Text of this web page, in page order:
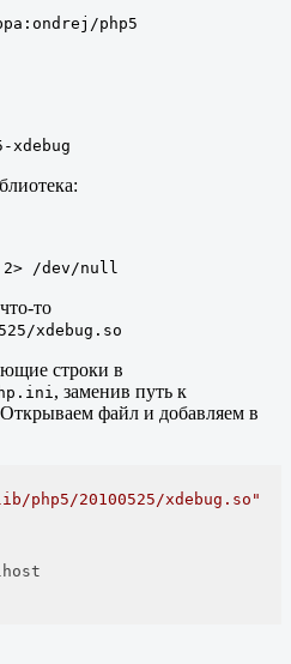
php5
/dev/null
то
xdebug.so
строки в
, заменив путь к
файл и добавляем в
php5/20100525/xdebug.so"